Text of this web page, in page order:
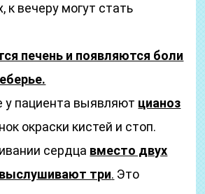
к вечеру могут стать
печень и появляются боли
у пациента выявляют цианоз
окраски кистей и стоп.
сердца вместо двух
три. Это